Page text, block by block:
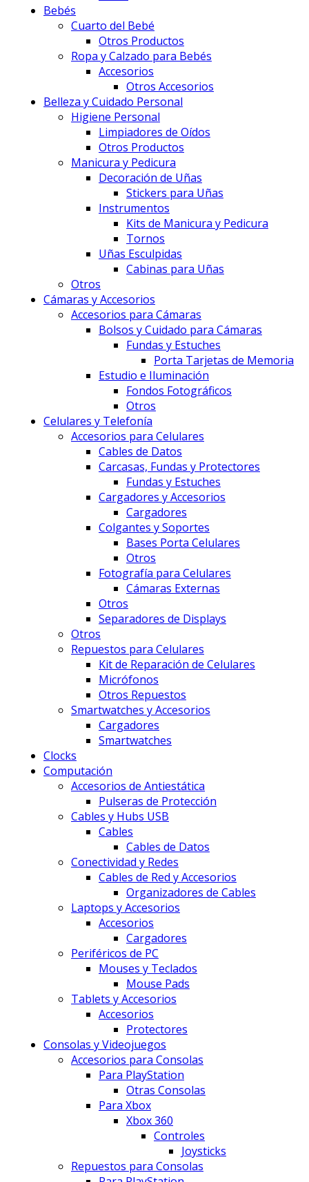
Bebés
Cuarto del Bebé
Otros Productos
Ropa y Calzado para Bebés
Accesorios
Otros Accesorios
Belleza y Cuidado Personal
Higiene Personal
Limpiadores de Oídos
Otros Productos
Manicura y Pedicura
Decoración de Uñas
Stickers para Uñas
Instrumentos
Kits de Manicura y Pedicura
Tornos
Uñas Esculpidas
Cabinas para Uñas
Otros
Cámaras y Accesorios
Accesorios para Cámaras
Bolsos y Cuidado para Cámaras
Fundas y Estuches
Porta Tarjetas de Memoria
Estudio e Iluminación
Fondos Fotográficos
Otros
Celulares y Telefonía
Accesorios para Celulares
Cables de Datos
Carcasas, Fundas y Protectores
Fundas y Estuches
Cargadores y Accesorios
Cargadores
Colgantes y Soportes
Bases Porta Celulares
Otros
Fotografía para Celulares
Cámaras Externas
Otros
Separadores de Displays
Otros
Repuestos para Celulares
Kit de Reparación de Celulares
Micrófonos
Otros Repuestos
Smartwatches y Accesorios
Cargadores
Smartwatches
Clocks
Computación
Accesorios de Antiestática
Pulseras de Protección
Cables y Hubs USB
Cables
Cables de Datos
Conectividad y Redes
Cables de Red y Accesorios
Organizadores de Cables
Laptops y Accesorios
Accesorios
Cargadores
Periféricos de PC
Mouses y Teclados
Mouse Pads
Tablets y Accesorios
Accesorios
Protectores
Consolas y Videojuegos
Accesorios para Consolas
Para PlayStation
Otras Consolas
Para Xbox
Xbox 360
Controles
Joysticks
Repuestos para Consolas